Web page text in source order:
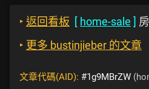
‣ 返回看板 [ home-sale ]
‣ 更多 bustinjieber 的文章
文章代碼(AID): #1g9MBrZW